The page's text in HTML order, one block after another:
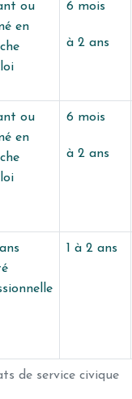
de service civique
ou
en
6 mois
à 2 ans
ou
en
6 mois
à 2 ans
1 à 2 ans